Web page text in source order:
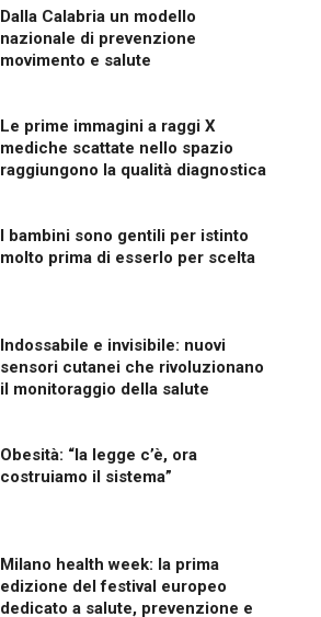
Dalla Calabria un modello
nazionale di prevenzione
movimento e salute
Le prime immagini a raggi X
mediche scattate nello spazio
raggiungono la qualità diagnostica
I bambini sono gentili per istinto
molto prima di esserlo per scelta
Indossabile e invisibile: nuovi
sensori cutanei che rivoluzionano
il monitoraggio della salute
Obesità: “la legge c’è, ora
costruiamo il sistema”
Milano health week: la prima
edizione del festival europeo
dedicato a salute, prevenzione e